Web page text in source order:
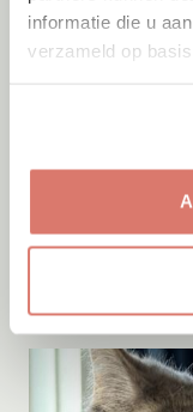
informatie die u
verzameld op
Adoptie
Utrecht